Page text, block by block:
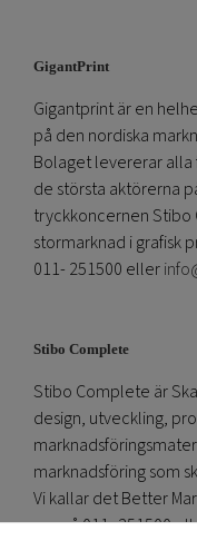
GigantPrint
Gigantprint är en
på den nordiska
Bolaget levererar
de största aktörerna
tryckkoncernen Stibo
stormarknad i grafisk
011- 251500 eller
Stibo Complete
Stibo Complete är
design, utveckling,
marknadsföring som
Vi kallar det Better
oss på 011- 251500